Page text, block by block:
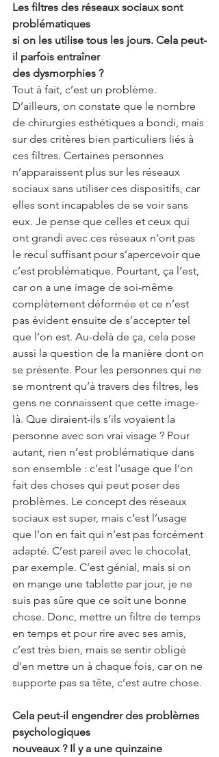
Les filtres des réseaux sociaux sont
problématiques
si on les utilise tous les jours. Cela peut-
il parfois entraîner
des dysmorphies ?
Tout à fait, c’est un problème.
D’ailleurs, on constate que le nombre
de chirurgies esthétiques a bondi, mais
sur des critères bien particuliers liés à
ces filtres. Certaines personnes
n’apparaissent plus sur les réseaux
sociaux sans utiliser ces dispositifs, car
elles sont incapables de se voir sans
eux. Je pense que celles et ceux qui
ont grandi avec ces réseaux n’ont pas
le recul suffisant pour s’apercevoir que
c’est problématique. Pourtant, ça l’est,
car on a une image de soi-même
complètement déformée et ce n’est
pas évident ensuite de s’accepter tel
que l’on est. Au-delà de ça, cela pose
aussi la question de la manière dont on
se présente. Pour les personnes qui ne
se montrent qu’à travers des filtres, les
gens ne connaissent que cette image-
là. Que diraient-ils s’ils voyaient la
personne avec son vrai visage ? Pour
autant, rien n’est problématique dans
son ensemble : c’est l’usage que l’on
fait des choses qui peut poser des
problèmes. Le concept des réseaux
sociaux est super, mais c’est l’usage
que l’on en fait qui n’est pas forcément
adapté. C’est pareil avec le chocolat,
par exemple. C’est génial, mais si on
en mange une tablette par jour, je ne
suis pas sûre que ce soit une bonne
chose. Donc, mettre un filtre de temps
en temps et pour rire avec ses amis,
c’est très bien, mais se sentir obligé
d’en mettre un à chaque fois, car on ne
supporte pas sa tête, c’est autre chose.
Cela peut-il engendrer des problèmes
psychologiques
nouveaux ? Il y a une quinzaine